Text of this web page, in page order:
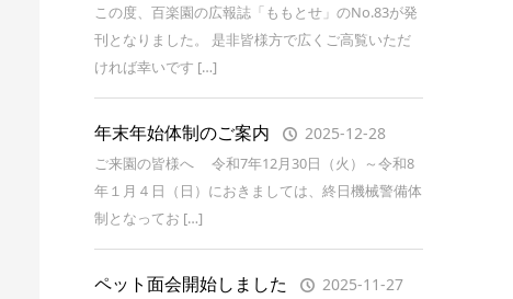
この度、百楽園の広報誌「ももとせ」のNo.83が発
刊となりました。 是非皆様方で広くご高覧いただ
ければ幸いです […]
年末年始体制のご案内 2025-12-28
ご来園の皆様へ 令和7年12月30日（火）～令和8
年１月４日（日）におきましては、終日機械警備体
制となってお […]
ペット面会開始しました 2025-11-27